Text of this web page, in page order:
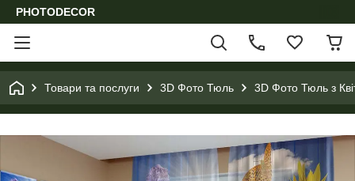
PHOTODECOR
Товари та послуги 3D Фото Тюль 3D Фото Тюль з